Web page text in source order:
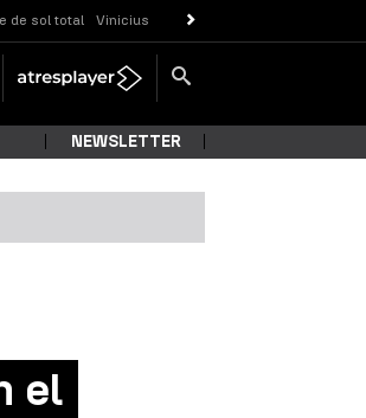
de sol total Vinicius
NEWSLETTER
el